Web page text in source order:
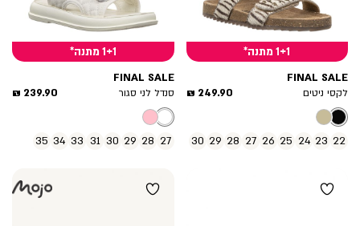
1+1 מתנה*
FINAL SALE
לקסי ניטים
מחיר
249.90 ₪
22
23
24
25
26
27
28
29
30
1+1 מתנה*
FINAL SALE
סנדל לני סגור
מחיר
239.90 ₪
27
28
29
30
31
33
34
35